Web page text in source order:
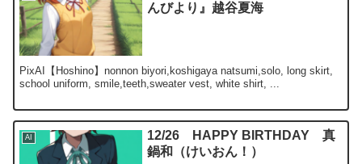
んびより』越谷夏海
PixAI【Hoshino】nonnon biyori,koshigaya natsumi,solo, long skirt,
school uniform, smile,teeth,sweater vest, white shirt, ...
AI
12/26 HAPPY BIRTHDAY 真
鍋和（けいおん！）